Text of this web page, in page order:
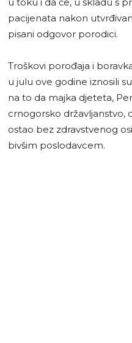
pacijenata nakon
pisani odgovor porodici.
Troškovi porođaja i
u julu ove godine iznosili
na to da majka djeteta,
crnogorsko državljanstvo,
ostao bez zdravstvenog
bivšim poslodavcem.